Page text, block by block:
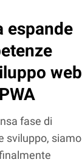
espande
web
fase di
sviluppo, siamo